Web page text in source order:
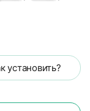
установить?